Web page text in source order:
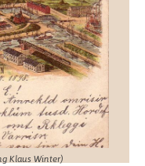
Klaus Winter)